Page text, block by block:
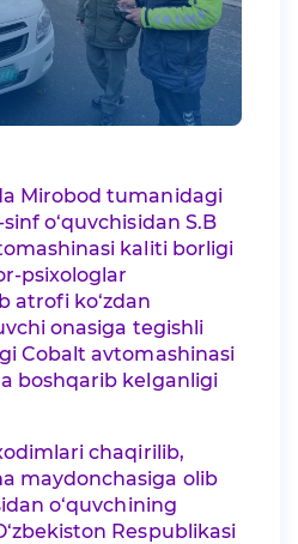
Mirobod tumanidagi
o‘quvchisidan S.B
kaliti borligi
psixologlar
atrofi ko‘zdan
onasiga tegishli
Cobalt avtomashinasi
boshqarib kelganligi
chaqirilib,
maydonchasiga olib
o‘quvchining
Respublikasi